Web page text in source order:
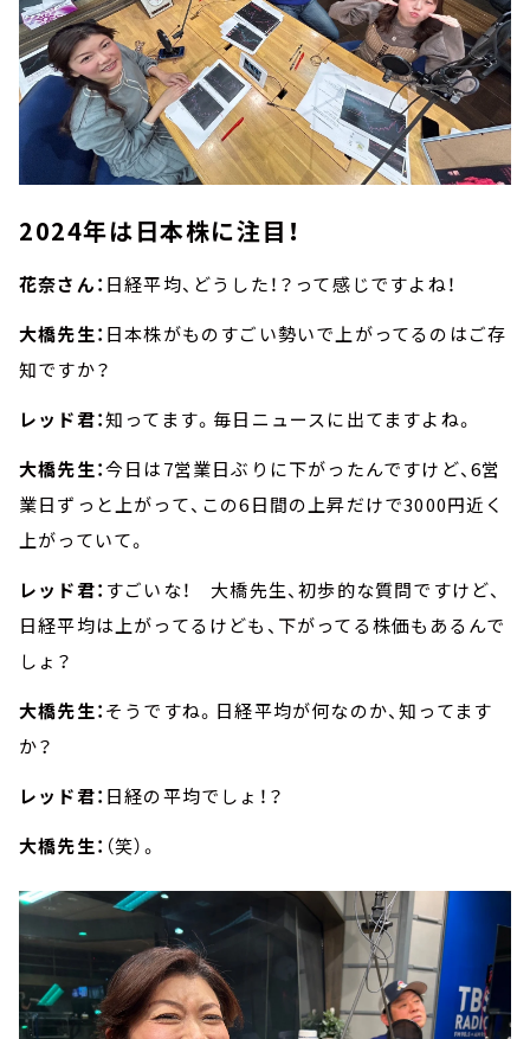
2024年は日本株に注目！
花奈さん： 日経平均、どうした！？って感じですよね！
大橋先生： 日本株がものすごい勢いで上がってるのはご存
知ですか？
レッド君：知ってます。毎日ニュースに出てますよね。
大橋先生：今日は7営業日ぶりに下がったんですけど、6営
業日ずっと上がって、この6日間の上昇だけで3000円近く
上がっていて。
レッド君： すごいな！ 大橋先生、初歩的な質問ですけど、
日経平均は上がってるけども、下がってる株価もあるんで
しょ？
大橋先生：そうですね。日経平均が何なのか、知ってます
か？
レッド君： 日経の平均でしょ！？
大橋先生： （笑）。